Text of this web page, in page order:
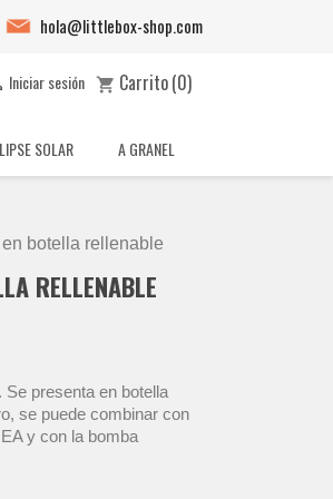
hola@littlebox-shop.com
Iniciar sesión shopping_cart Carrito(0)
SOLAR A GRANEL
botella rellenable
RELLENABLE
presenta en botella
se puede combinar con
y con la bomba